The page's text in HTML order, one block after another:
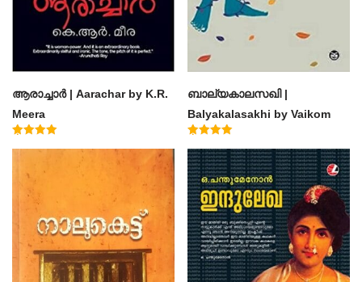
ആരാച്ചാര്‍ | Aarachar by K.R.
Meera
ബാല്യകാലസഖി |
Balyakalasakhi by Vaikom
Muhammad Basheer
4.60
out of 5